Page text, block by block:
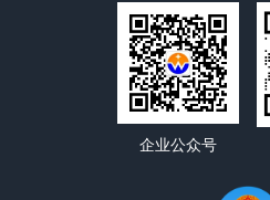
企业公众号